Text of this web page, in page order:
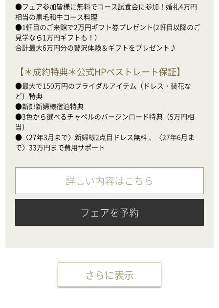
●フェア参加皆様に無料でコース試食会に参加！婚礼4万円
相当の黒毛和牛コース料理
●1軒目のご来館で2万円ギフト券プレゼント(2軒目以降のご
見学なら1万円ギフトも！）
合計最大6万円分の贅沢体験＆ギフトをプレゼント♪
【＊成約特典＊公式HPベストレート保証】
●最大で150万円のブライダルアイテム（ドレス・装花な
ど）特典
●新郎新婦様宿泊特典
●3色から選べるチャペルのバージンロード特典（5万円相
当）
●〈27年3月まで〉新婦様2点目ドレス無料 、〈27年6月ま
で〉33万円まで費用サポート
詳しい内容はこちら
フェアを予約
さらに表示